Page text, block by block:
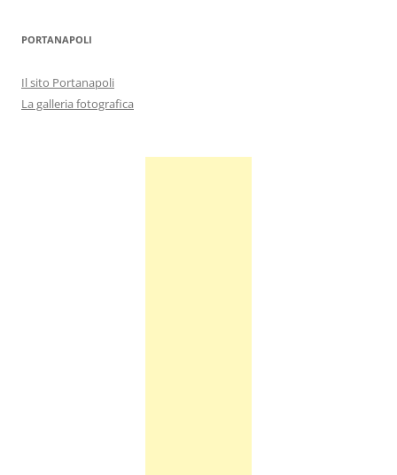
PORTANAPOLI
Il sito Portanapoli
La galleria fotografica